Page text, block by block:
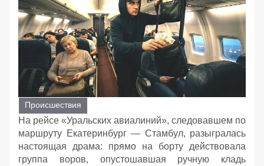
Происшествия
На рейсе «Уральских авиалиний», следовавшем по
маршруту Екатеринбург — Стамбул, разыгралась
настоящая драма: прямо на борту действовала
группа воров, опустошавшая ручную кладь